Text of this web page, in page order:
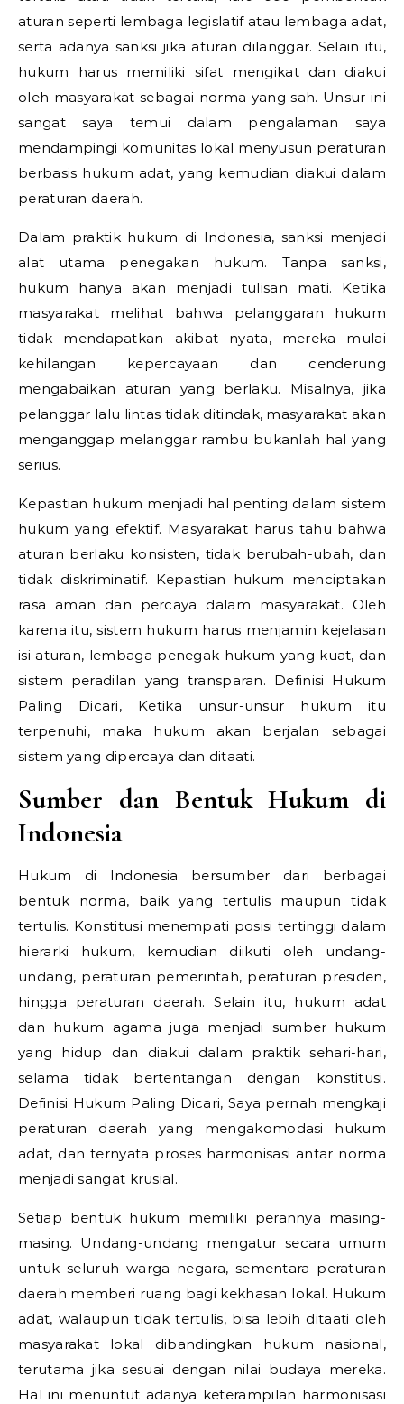
aturan seperti lembaga legislatif atau lembaga adat,
serta adanya sanksi jika aturan dilanggar. Selain itu,
hukum harus memiliki sifat mengikat dan diakui
oleh masyarakat sebagai norma yang sah. Unsur ini
sangat saya temui dalam pengalaman saya
mendampingi komunitas lokal menyusun peraturan
berbasis hukum adat, yang kemudian diakui dalam
peraturan daerah.
Dalam praktik hukum di Indonesia, sanksi menjadi
alat utama penegakan hukum. Tanpa sanksi,
hukum hanya akan menjadi tulisan mati. Ketika
masyarakat melihat bahwa pelanggaran hukum
tidak mendapatkan akibat nyata, mereka mulai
kehilangan kepercayaan dan cenderung
mengabaikan aturan yang berlaku. Misalnya, jika
pelanggar lalu lintas tidak ditindak, masyarakat akan
menganggap melanggar rambu bukanlah hal yang
serius.
Kepastian hukum menjadi hal penting dalam sistem
hukum yang efektif. Masyarakat harus tahu bahwa
aturan berlaku konsisten, tidak berubah-ubah, dan
tidak diskriminatif. Kepastian hukum menciptakan
rasa aman dan percaya dalam masyarakat. Oleh
karena itu, sistem hukum harus menjamin kejelasan
isi aturan, lembaga penegak hukum yang kuat, dan
sistem peradilan yang transparan. Definisi Hukum
Paling Dicari, Ketika unsur-unsur hukum itu
terpenuhi, maka hukum akan berjalan sebagai
sistem yang dipercaya dan ditaati.
Sumber dan Bentuk Hukum di
Indonesia
Hukum di Indonesia bersumber dari berbagai
bentuk norma, baik yang tertulis maupun tidak
tertulis. Konstitusi menempati posisi tertinggi dalam
hierarki hukum, kemudian diikuti oleh undang-
undang, peraturan pemerintah, peraturan presiden,
hingga peraturan daerah. Selain itu, hukum adat
dan hukum agama juga menjadi sumber hukum
yang hidup dan diakui dalam praktik sehari-hari,
selama tidak bertentangan dengan konstitusi.
Definisi Hukum Paling Dicari, Saya pernah mengkaji
peraturan daerah yang mengakomodasi hukum
adat, dan ternyata proses harmonisasi antar norma
menjadi sangat krusial.
Setiap bentuk hukum memiliki perannya masing-
masing. Undang-undang mengatur secara umum
untuk seluruh warga negara, sementara peraturan
daerah memberi ruang bagi kekhasan lokal. Hukum
adat, walaupun tidak tertulis, bisa lebih ditaati oleh
masyarakat lokal dibandingkan hukum nasional,
terutama jika sesuai dengan nilai budaya mereka.
Hal ini menuntut adanya keterampilan harmonisasi